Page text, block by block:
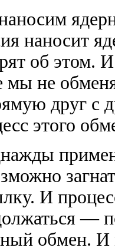
наносит
об этом.
мы не
друг с
этого
И
—
обмен. И